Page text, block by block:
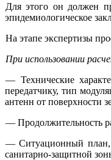
Для этого он должен
эпидемиологическое
На этапе экспертизы
При использовании
— Технические
передатчику, тип
антенн от поверхности
— Продолжительность
— Ситуационный план,
санитарно-защитной